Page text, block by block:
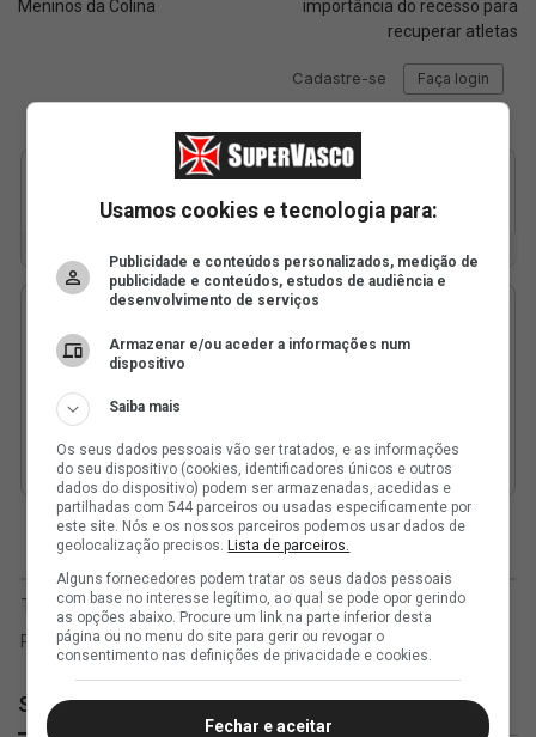
Meninos da Colina
importância do recesso para
recuperar atletas
SuperVasco
Usamos cookies e tecnologia para:
Publicidade e conteúdos personalizados, medição de
publicidade e conteúdos, estudos de audiência e
desenvolvimento de serviços
Armazenar e/ou aceder a informações num
dispositivo
Saiba mais
Os seus dados pessoais vão ser tratados, e as informações
do seu dispositivo (cookies, identificadores únicos e outros
dados do dispositivo) podem ser armazenadas, acedidas e
partilhadas com 544 parceiros ou usadas especificamente por
este site. Nós e os nossos parceiros podemos usar dados de
geolocalização precisos.Lista de parceiros.
Alguns fornecedores podem tratar os seus dados pessoais
com base no interesse legítimo, ao qual se pode opor gerindo
as opções abaixo. Procure um link na parte inferior desta
página ou no menu do site para gerir ou revogar o
consentimento nas definições de privacidade e cookies.
Fechar e aceitar